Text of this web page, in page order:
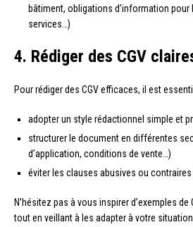
bâtiment, obligations d’information pour
services…)
4. Rédiger des CGV
Pour rédiger des CGV efficaces, il est
adopter un style rédactionnel simple et
structurer le document en différentes
d’application, conditions de vente…)
éviter les clauses abusives ou
N’hésitez pas à vous inspirer d’exemples
tout en veillant à les adapter à votre